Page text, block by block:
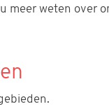
meer weten over